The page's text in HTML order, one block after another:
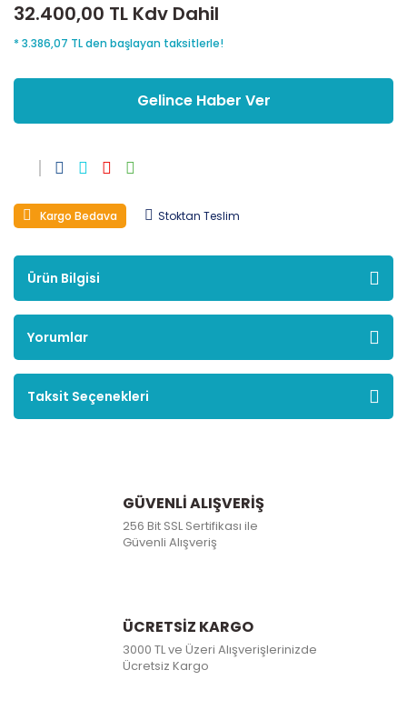
32.400,00 TL Kdv Dahil
* 3.386,07 TL den başlayan taksitlerle!
Gelince Haber Ver
Kargo Bedava Stoktan Teslim
Ürün Bilgisi
Yorumlar
Taksit Seçenekleri
GÜVENLİ ALIŞVERİŞ
256 Bit SSL Sertifikası ile
Güvenli Alışveriş
ÜCRETSİZ KARGO
3000 TL ve Üzeri Alışverişlerinizde
Ücretsiz Kargo